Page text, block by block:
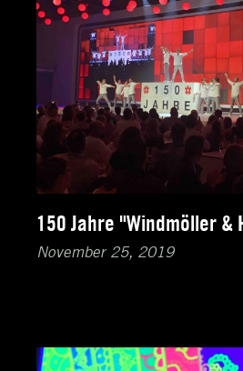
150 Jahre "Windmöller &
November 25, 2019